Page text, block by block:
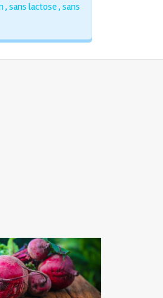
sans lactose , sans